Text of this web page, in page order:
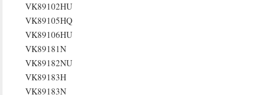
VK89102HU
VK89105HQ
VK89106HU
VK89181N
VK89182NU
VK89183H
VK89183N